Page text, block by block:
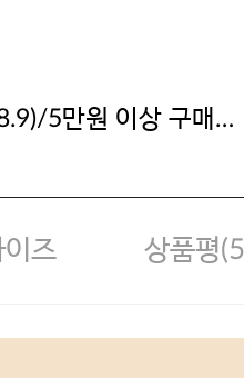
5만원 이상 구매
이즈 상품평(5